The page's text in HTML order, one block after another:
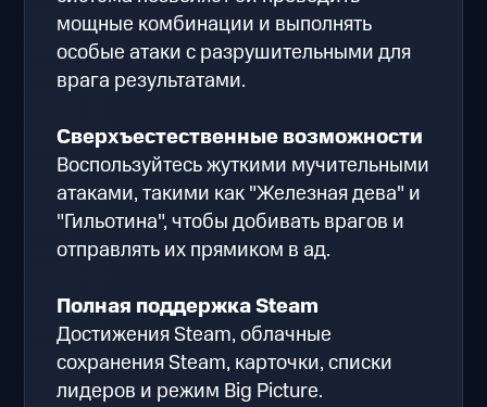
мощные комбинации и выполнять
особые атаки с разрушительными для
врага результатами.
Сверхъестественные возможности
Воспользуйтесь жуткими мучительными
атаками, такими как "Железная дева" и
"Гильотина", чтобы добивать врагов и
отправлять их прямиком в ад.
Полная поддержка Steam
Достижения Steam, облачные
сохранения Steam, карточки, списки
лидеров и режим Big Picture.